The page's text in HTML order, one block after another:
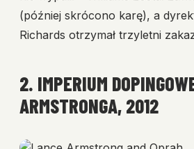
(później skrócono karę), a
Richards otrzymał trzyletni
2. IMPERIUM
ARMSTRONGA, 2012